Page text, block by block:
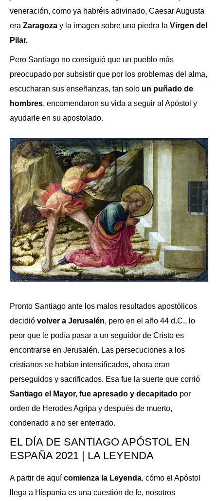
veneración, como ya habréis adivinado, Caesar Augusta
era Zaragoza y la imagen sobre una piedra la Virgen del
Pilar.
Pero Santiago no consiguió que un pueblo más
preocupado por subsistir que por los problemas del alma,
escucharan sus enseñanzas, tan solo un puñado de
hombres, encomendaron su vida a seguir al Apóstol y
ayudarle en su apostolado.
Pronto Santiago ante los malos resultados apostólicos
decidió volver a Jerusalén, pero en el año 44 d.C., lo
peor que le podía pasar a un seguidor de Cristo es
encontrarse en Jerusalén. Las persecuciones a los
cristianos se habían intensificados, ahora eran
perseguidos y sacrificados. Esa fue la suerte que corrió
Santiago el Mayor, fue apresado y decapitado por
orden de Herodes Agripa y después de muerto,
condenado a no ser enterrado.
EL DÍA DE SANTIAGO APÓSTOL EN
ESPAÑA 2021 | LA LEYENDA
A partir de aquí comienza la Leyenda, cómo el Apóstol
llega a Hispania es una cuestión de fe, nosotros